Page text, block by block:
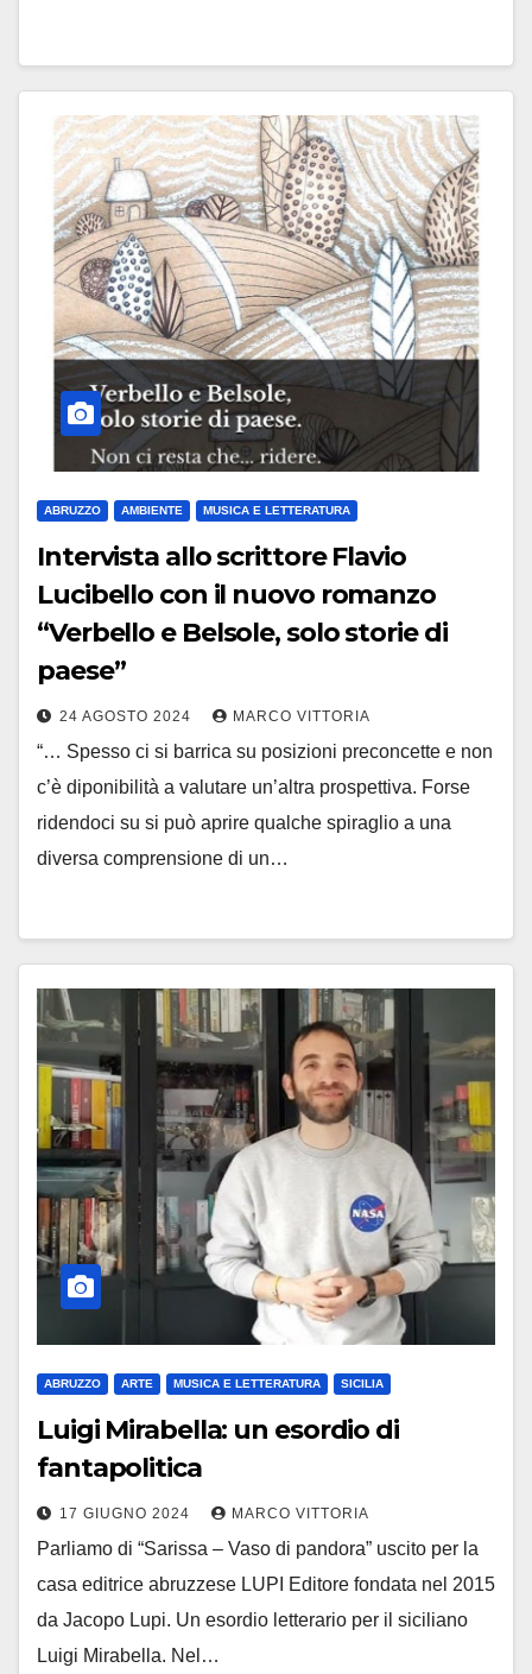
ABRUZZO AMBIENTE MUSICA E LETTERATURA
Intervista allo scrittore Flavio
Lucibello con il nuovo romanzo
“Verbello e Belsole, solo storie di
paese”
24 AGOSTO 2024 MARCO VITTORIA
“… Spesso ci si barrica su posizioni preconcette e non
c’è diponibilità a valutare un’altra prospettiva. Forse
ridendoci su si può aprire qualche spiraglio a una
diversa comprensione di un…
ABRUZZO ARTE MUSICA E LETTERATURA SICILIA
Luigi Mirabella: un esordio di
fantapolitica
17 GIUGNO 2024 MARCO VITTORIA
Parliamo di “Sarissa – Vaso di pandora” uscito per la
casa editrice abruzzese LUPI Editore fondata nel 2015
da Jacopo Lupi. Un esordio letterario per il siciliano
Luigi Mirabella. Nel…